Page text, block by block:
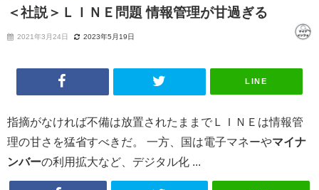
＜社説＞ＬＩＮＥ問題 情報管理が甘過ぎる
2021年3月24日 2023年5月19日
LINE
指摘がなければ不備は放置されたままでＬＩＮＥは情報管
理の甘さを猛省すべきだ。 一方、国は電子マネーやマイナ
ンバーの利用拡大など、デジタル化 ...